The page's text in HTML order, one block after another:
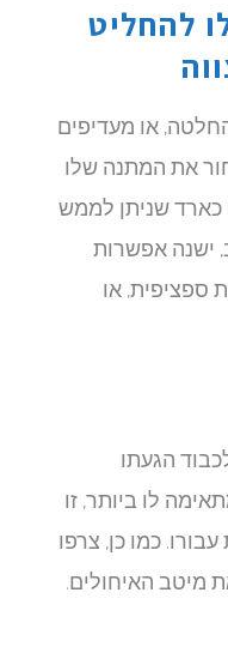
או מעדיפים
המתנה שלו
שניתן לממש
אפשרות
או
הגעתו
לו ביותר, זו
כמו כן, צרפו
האיחולים.